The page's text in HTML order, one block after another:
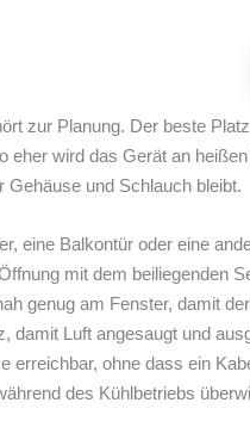
zur Planung. Der beste
eher wird das Gerät an
Gehäuse und Schlauch bleibt.
eine Balkontür oder eine
mit dem beiliegenden
genug am Fenster, damit
damit Luft angesaugt und
erreichbar, ohne dass ein
des Kühlbetriebs